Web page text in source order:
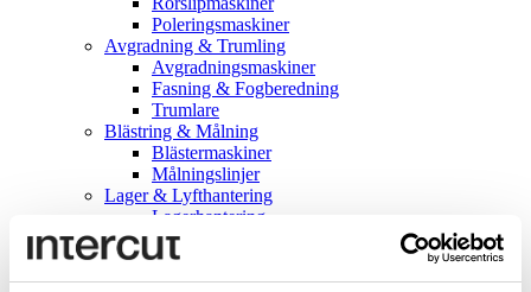
Poleringsmaskiner
Avgradning & Trumling
Avgradningsmaskiner
Fasning & Fogberedning
Trumlare
Blästring & Målning
Blästermaskiner
Målningslinjer
Lager & Lyfthantering
Lagerhantering
Lyfthantering
Erbjudanden
Lagermaskiner